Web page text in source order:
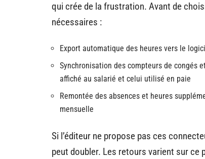
qui crée de la frustration. Avant de
nécessaires :
Export automatique des heures vers le
Synchronisation des compteurs de congés
affiché au salarié et celui utilisé en paie
Remontée des absences et heures
mensuelle
Si l’éditeur ne propose pas ces
peut doubler. Les retours varient sur ce